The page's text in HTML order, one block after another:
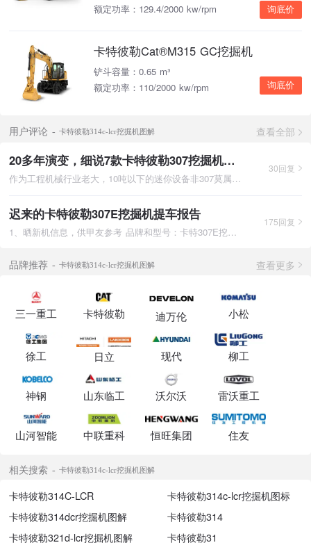
额定功率：129.4/2000 kw/rpm
询底价
卡特彼勒Cat®M315 GC挖掘机
铲斗容量：0.65 m³
额定功率：110/2000 kw/rpm
询底价
用户评论 卡特彼勒314c-lcr挖掘机图解 查看全部
20多年演变，细说7款卡特彼勒307挖掘机！！
作为工程机械行业老大，10吨以下的迷你设备非307莫属。现一前一
30回复
迟来的卡特彼勒307E挖掘机提车报告
1、晒新机信息，供甲友参考 品牌和型号：卡特307E挖掘机 价格
175回复
品牌推荐 卡特彼勒314c-lcr挖掘机图解 查看更多
三一重工 卡特彼勒 迪万伦 小松
徐工 日立 现代 柳工
神钢 山东临工 沃尔沃 雷沃重工
山河智能 中联重科 恒旺集团 住友
相关搜索 卡特彼勒314c-lcr挖掘机图解
卡特彼勒314C-LCR
卡特彼勒314c-lcr挖掘机图标
卡特彼勒314dcr挖掘机图解
卡特彼勒314
卡特彼勒321d-lcr挖掘机图解
卡特彼勒31